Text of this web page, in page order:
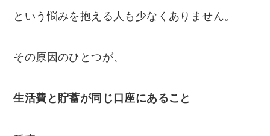
という悩みを抱える人も少なくありません。
その原因のひとつが、
生活費と貯蓄が同じ口座にあること